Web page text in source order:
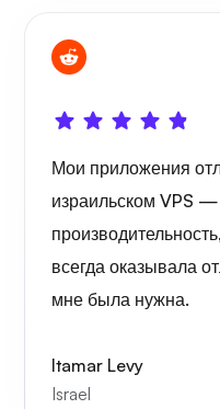
Мои приложения
израильском VPS
всегда оказывала
мне была нужна.
Itamar Levy
Israel